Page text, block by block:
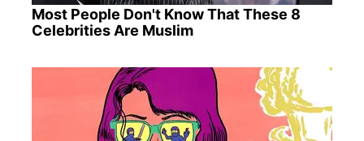
Most People Don't Know That These 8
Celebrities Are Muslim